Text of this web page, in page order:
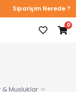
Siparişim Nerede ?
0
Musluklar